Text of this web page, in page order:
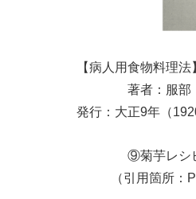
【病人用食物料理法
著者：服
発行：大正9年（
⑨菊芋レシ
（引用箇所：